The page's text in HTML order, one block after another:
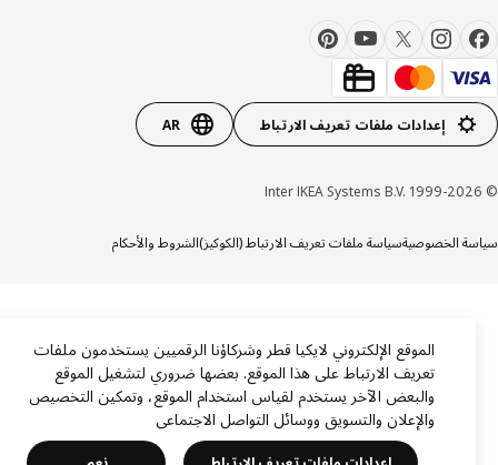
إعدادات ملفات تعريف الارتباط AR
الخصوصيةسياسة ملفات تعريف الارتباط (الكوكيز)الشروط والأحكام
الموقع الإلكتروني لايكيا قطر وشركاؤنا الرقميين يستخدمون ملفات
تعريف الارتباط على هذا الموقع. بعضها ضروري لتشغيل الموقع
والبعض الآخر يستخدم لقياس استخدام الموقع، وتمكين التخصيص
والإعلان والتسويق ووسائل التواصل الاجتماعي